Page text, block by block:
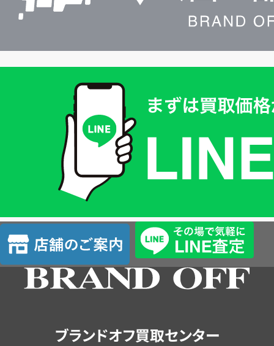
査
定
店
舗
の
ブランドオフ買取センター